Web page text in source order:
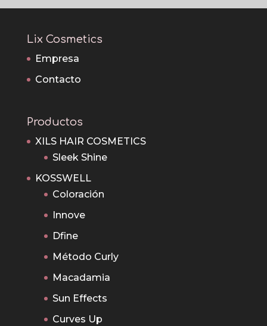
Lix Cosmetics
Empresa
Contacto
Productos
XILS HAIR COSMETICS
Sleek Shine
KOSSWELL
Coloración
Innove
Dfine
Método Curly
Macadamia
Sun Effects
Curves Up